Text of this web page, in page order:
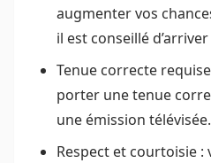
augmenter vos
il est conseillé
Tenue correcte
porter une tenue
une émission télévisée.
Respect et courtoisie :